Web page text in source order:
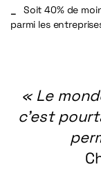
Soit 40% de
parmi les
« Le
c’est